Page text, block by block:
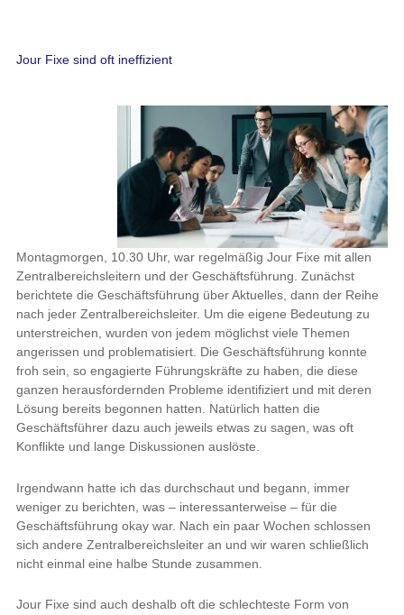
Jour Fixe sind oft ineffizient
Montagmorgen, 10.30 Uhr, war regelmäßig Jour Fixe mit allen
Zentralbereichsleitern und der Geschäftsführung. Zunächst
berichtete die Geschäftsführung über Aktuelles, dann der Reihe
nach jeder Zentralbereichsleiter. Um die eigene Bedeutung zu
unterstreichen, wurden von jedem möglichst viele Themen
angerissen und problematisiert. Die Geschäftsführung konnte
froh sein, so engagierte Führungskräfte zu haben, die diese
ganzen herausfordernden Probleme identifiziert und mit deren
Lösung bereits begonnen hatten. Natürlich hatten die
Geschäftsführer dazu auch jeweils etwas zu sagen, was oft
Konflikte und lange Diskussionen auslöste.
Irgendwann hatte ich das durchschaut und begann, immer
weniger zu berichten, was – interessanterweise – für die
Geschäftsführung okay war. Nach ein paar Wochen schlossen
sich andere Zentralbereichsleiter an und wir waren schließlich
nicht einmal eine halbe Stunde zusammen.
Jour Fixe sind auch deshalb oft die schlechteste Form von